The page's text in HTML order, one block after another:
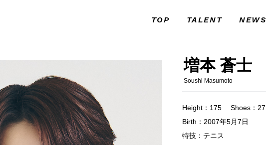
TOP TALENT NEWS
増本 蒼士
Soushi Masumoto
Height：175 Shoes：27
Birth：2007年5月7日
特技：テニス